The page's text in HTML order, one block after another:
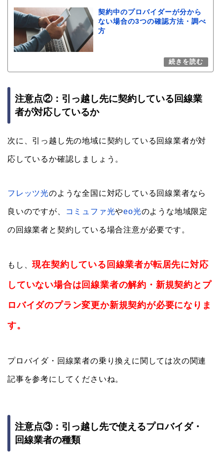
契約中のプロバイダーが分から
ない場合の3つの確認方法・調べ
方
注意点②：引っ越し先に契約している回線業
者が対応しているか
次に、引っ越し先の地域に契約している回線業者が対
応しているか確認しましょう。
フレッツ光のような全国に対応している回線業者なら
良いのですが、 コミュファ光やeo光のような地域限定
の回線業者と契約している場合注意が必要です。
もし、現在契約している回線業者が転居先に対応
していない場合は回線業者の解約・新規契約とプ
ロバイダのプラン変更か新規契約が必要になりま
す。
プロバイダ・回線業者の乗り換えに関しては次の関連
記事を参考にしてくださいね。
注意点③：引っ越し先で使えるプロバイダ・
回線業者の種類